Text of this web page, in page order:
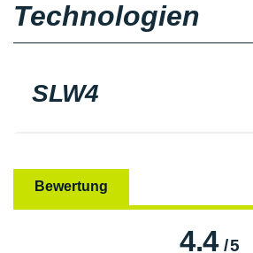
Technologien
SLW4
Bewertung
4.4/5